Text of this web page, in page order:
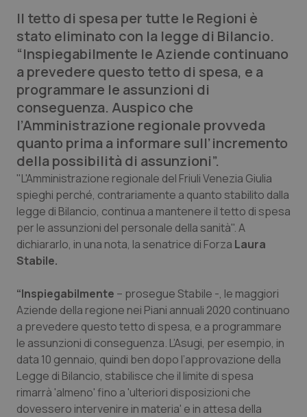
Lettere al direttore
Edizioni Regionali
QS Pro
Professionisti Sanitari.AI
Abruzzo
Basilicata
Calabria
Campania
Emilia-Romagna
Friuli Venezia Giulia
Lazio
Liguria
QS Pro Gold
Artrite & artrosi
Asma & BPCO
Car-T
Colesterolo & coronaropatie
Dermatite Atopica
Diabete & glucometri
Disturbi dell’umore
QS Club Newsletter
Il tetto di spesa per tutte le Regioni è
stato eliminato con la legge di Bilancio.
“Inspiegabilmente le Aziende continuano
a prevedere questo tetto di spesa, e a
programmare le assunzioni di
conseguenza. Auspico che
l’Amministrazione regionale provveda
quanto prima a informare sull’incremento
della possibilità di assunzioni”.
"L'Amministrazione regionale del Friuli Venezia Giulia
spieghi perché, contrariamente a quanto stabilito dalla
legge di Bilancio, continua a mantenere il tetto di spesa
per le assunzioni del personale della sanità". A
dichiararlo, in una nota, la senatrice di Forza Laura
Stabile.
“Inspiegabilmente – prosegue Stabile -, le maggiori
Aziende della regione nei Piani annuali 2020 continuano
a prevedere questo tetto di spesa, e a programmare
le assunzioni di conseguenza. L’Asugi, per esempio, in
data 10 gennaio, quindi ben dopo l’approvazione della
Legge di Bilancio, stabilisce che il limite di spesa
rimarrà 'almeno' fino a 'ulteriori disposizioni che
dovessero intervenire in materia' e in attesa della